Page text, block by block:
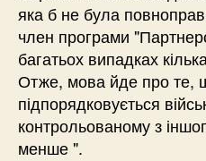
яка б не була
член програми
багатьох випадках
Отже, мова йде про те,
підпорядковується
контрольованому з
менше ".